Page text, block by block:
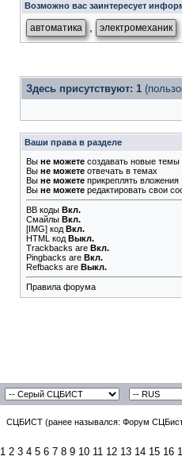
Возможно вас заинтересует
автоматика электромеханик
Здесь присутствуют: 1
Ваши права в разделе
Вы не можете создавать новые темы
Вы не можете отвечать в темах
Вы не можете прикреплять вложения
Вы не можете редактировать свои
BB коды Вкл.
Смайлы Вкл.
[IMG] код Вкл.
HTML код Выкл.
Trackbacks are Вкл.
Pingbacks are Вкл.
Refbacks are Выкл.
Правила форума
СЦБИСТ (ранее назывался: Форум
1 2 3 4 5 6 7 8 9 10 11 12 13 14 15 16